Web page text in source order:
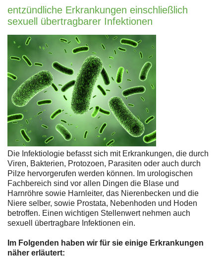
entzündliche Erkrankungen einschließlich
sexuell übertragbarer Infektionen
Die Infektiologie befasst sich mit Erkrankungen, die durch
Viren, Bakterien, Protozoen, Parasiten oder auch durch
Pilze hervorgerufen werden können. Im urologischen
Fachbereich sind vor allen Dingen die Blase und
Harnröhre sowie Harnleiter, das Nierenbecken und die
Niere selber, sowie Prostata, Nebenhoden und Hoden
betroffen. Einen wichtigen Stellenwert nehmen auch
sexuell übertragbare Infektionen ein.
Im Folgenden haben wir für sie einige Erkrankungen
näher erläutert: